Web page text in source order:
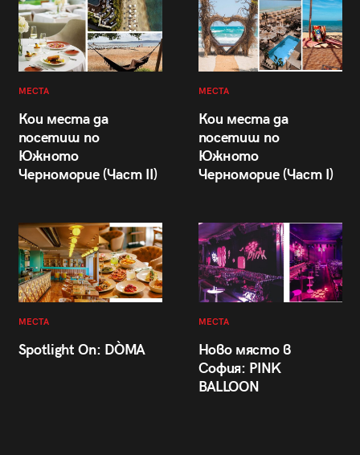
МЕСТА
Кои места да
посетиш по
Южното
Черноморие (Част II)
МЕСТА
Кои места да
посетиш по
Южното
Черноморие (Част I)
МЕСТА
Spotlight On: DÒMA
МЕСТА
Ново място в
София: PINK
BALLOON